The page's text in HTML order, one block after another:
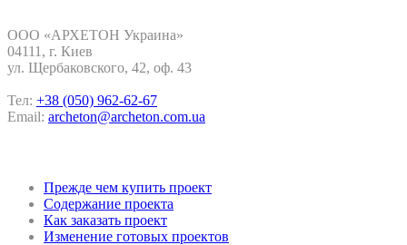
ООО «АРХЕТОН Украина»
04111, г. Киев
ул. Щербаковского, 42, oф. 43
Тел: +38 (050) 962-62-67
Email: archeton@archeton.com.ua
Прежде чем купить проект
Содержание проекта
Как заказать проект
Изменение готовых проектов